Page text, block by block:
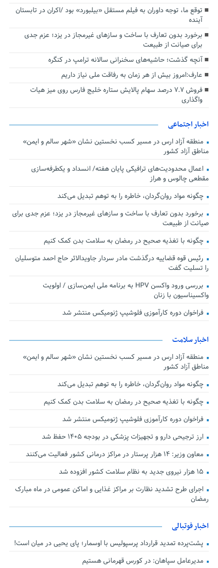
توقع ما، توجه داوران به فیلم مستقل «بیلبورد» بود /اکران در تابستان
آینده
برخورد بدون تعارف با ساخت‌ و سازهای غیرمجاز در یزد؛ عزم جدی
برای صیانت از طبیعت
آنچه گذشت؛ حاشیه‌های سخنرانی سالانه ترامپ در کنگره
عارف:امروز بیش از هر زمان به رفاقت ملی نیاز داریم
فروش ۷.۷ درصد سهام پالایش ستاره خلیج فارس روی میز هیات
واگذاری
اخبار اجتماعی
منطقه آزاد ارس در مسیر کسب نخستین نشان «شهر سالم و ایمن»
مناطق آزاد کشور
اعمال محدودیت‌های ترافیکی پایان هفته/ انسداد و یکطرفه‌سازی
مقطعی چالوس و هراز
چگونه مواد روان‌گردان، خاطره را به توهم تبدیل می‌کند
برخورد بدون تعارف با ساخت‌ و سازهای غیرمجاز در یزد؛ عزم جدی برای
صیانت از طبیعت
چگونه با تغذیه صحیح در رمضان به سلامت بدن کمک کنیم
رئیس قوه قضاییه درگذشت مادر سردار جاویدالاثر حاج احمد متوسلیان
را تسلیت گفت
بررسی ورود واکسن HPV به برنامه ملی ایمن‌سازی / اولویت
واکسیناسیون با زنان
فراخوان دوره کارآموزی فلوشیپ ژنومیکس منتشر شد
اخبار سلامت
منطقه آزاد ارس در مسیر کسب نخستین نشان «شهر سالم و ایمن»
مناطق آزاد کشور
چگونه مواد روان‌گردان، خاطره را به توهم تبدیل می‌کند
چگونه با تغذیه صحیح در رمضان به سلامت بدن کمک کنیم
فراخوان دوره کارآموزی فلوشیپ ژنومیکس منتشر شد
ارز ترجیحی دارو و تجهیزات پزشکی در بودجه ۱۴۰۵ حفظ شد
معاون وزیر: ۱۴ هزار پرستار در مراکز درمانی کشور فعالیت می‌کنند
۱۵ هزار نیروی جدید به نظام سلامت کشور افزوده شد
اجرای طرح تشدید نظارت بر مراکز غذایی و اماکن عمومی در ماه مبارک
رمضان
اخبار فوتبالی
پشت‌پرده تمدید قرارداد پرسپولیس با اوسمار؛ پای یحیی در میان است!
مدیرعامل سپاهان: در کورس قهرمانی هستیم